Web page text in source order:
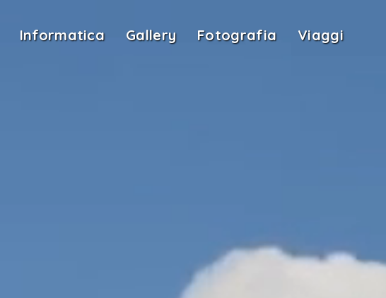
Informatica Gallery Fotografia Viaggi